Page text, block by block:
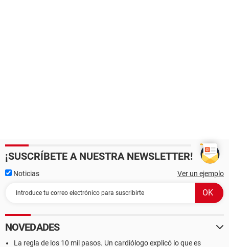
¡SUSCRÍBETE A NUESTRA NEWSLETTER!
Noticias Ver un ejemplo
NOVEDADES
La regla de los 10 mil pasos. Un cardiólogo explicó lo que es